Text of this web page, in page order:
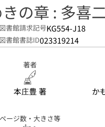
へのリンク
の章 : 多喜
書館請求記号KG554-J18
書館書誌ID023319214
著者
本庄豊 著 か
ページ数・大きさ等